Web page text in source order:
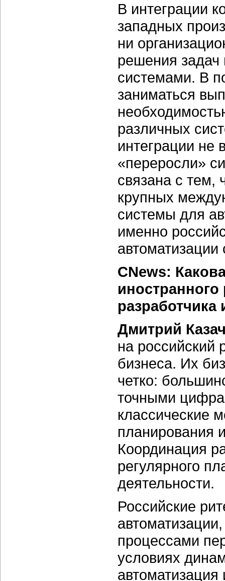
В интеграции
западных
ни
решения задач
системами. В
заниматься
различных
интеграции не
«переросли»
связана с тем,
крупных
системы для
именно
CNews:
разработчика
Дмитрий
на российский
бизнеса. Их
четко:
точными
классические
планирования
Координация
регулярного
деятельности.
Российские
процессами
условиях
автоматизация